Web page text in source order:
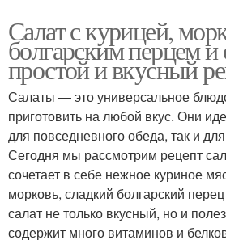
Салат с курицей,
болгарским перцем
простой и вкусный
Салаты — это универсальное
приготовить на любой вкус. Они
для повседневного обеда, так и
Сегодня мы рассмотрим рецепт
сочетает в себе нежное куриное
морковь, сладкий болгарский
салат не только вкусный, но и
содержит много витаминов и